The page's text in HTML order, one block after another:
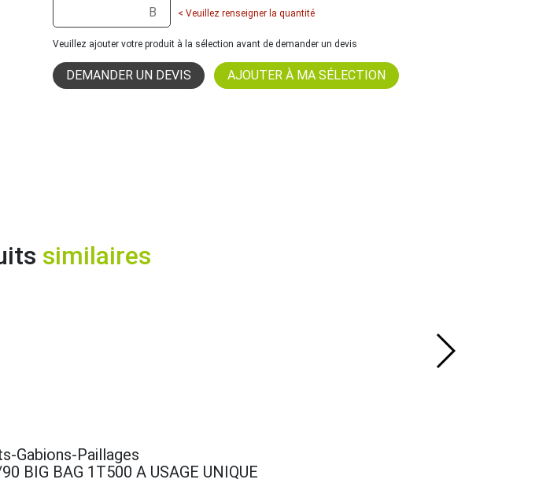
< Veuillez renseigner la quantité
Veuillez ajouter votre produit à la sélection avant de demander un devis
DEMANDER UN DEVIS
similaires
Gabions-Paillages
BIG BAG 1T500 A USAGE UNIQUE